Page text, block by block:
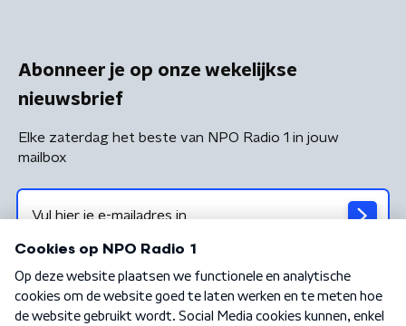
Abonneer je op onze wekelijkse
nieuwsbrief
Elke zaterdag het beste van NPO Radio 1 in jouw
mailbox